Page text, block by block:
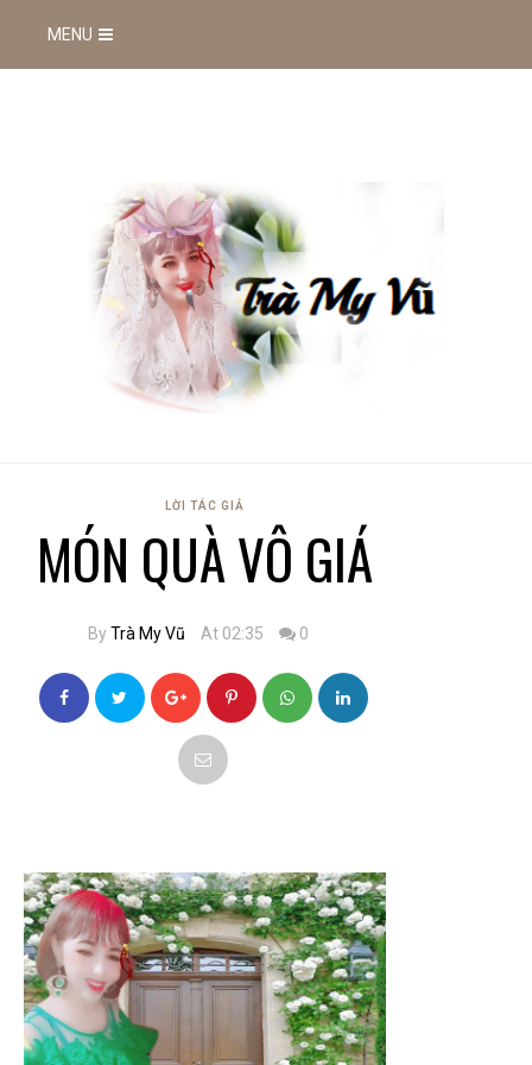
MENU
LỜI TÁC GIẢ
MÓN QUÀ VÔ GIÁ
ByTrà My Vũ At 02:35 0